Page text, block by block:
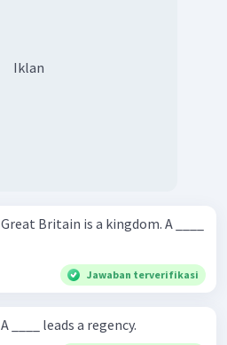
Iklan
Jawaban terverifikasi
Answer these questions! A ____ leads a regency.